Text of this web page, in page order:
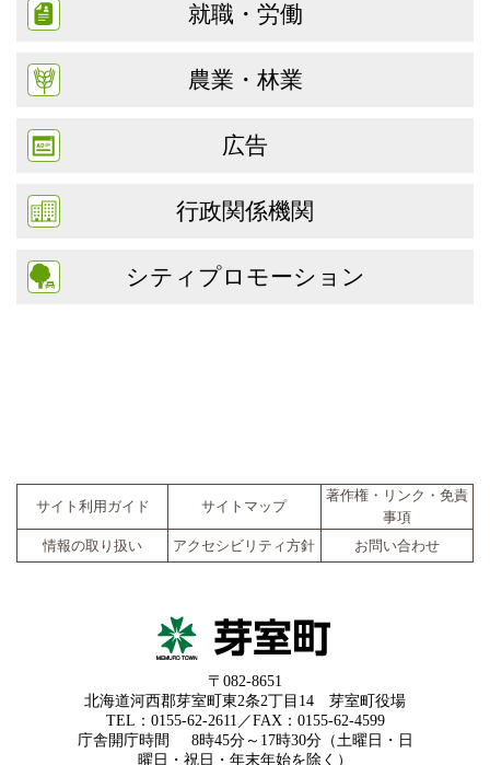
就職・労働
農業・林業
広告
行政関係機関
シティプロモーション
サイト利用ガイド サイトマップ
著作権・リンク・免責
事項
情報の取り扱い
アクセシビリティ方針 お問い合わせ
〒082-8651
北海道河西郡芽室町東2条2丁目14 芽室町役場
TEL：0155-62-2611／FAX：0155-62-4599
庁舎開庁時間
8時45分～17時30分（土曜日・日
曜日・祝日・年末年始を除く）